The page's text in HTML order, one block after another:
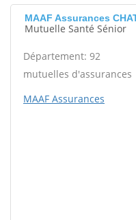
MAAF Assurances
Mutuelle Santé Sénior
Département: 92
mutuelles d'assurances
MAAF Assurances